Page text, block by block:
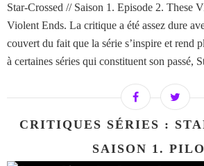
Star-Crossed // Saison 1. Episode 2. These
Violent Ends. La critique a été assez dure
couvert du fait que la série s’inspire et rend
à certaines séries qui constituent son passé,
CRITIQUES SÉRIES :
SAISON 1.